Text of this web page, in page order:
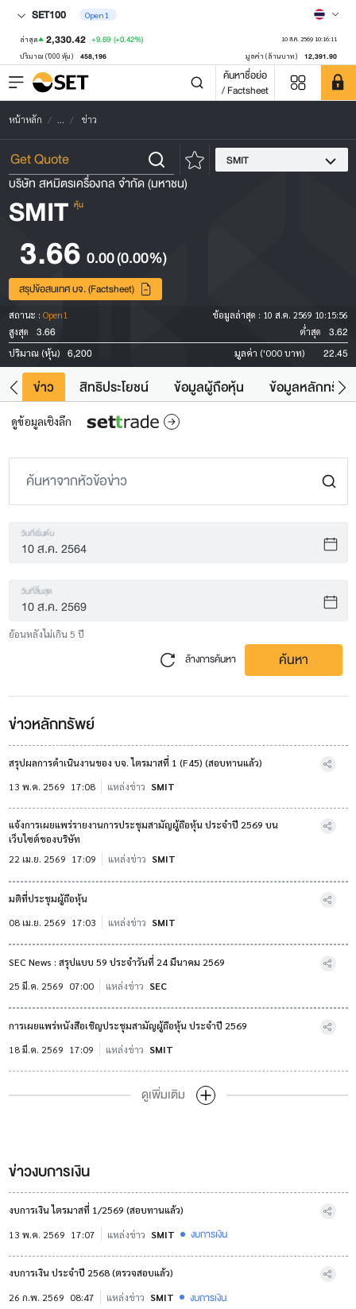
SET100 Open1
ล่าสุด 2,330.42 +9.69 (+0.42%) 10 ส.ค. 2569 10:16:11
ปริมาณ ('000 หุ้น) 458,196 มูลค่า (ล้านบาท) 12,391.90
ค้นหาชื่อย่อ
/ Factsheet
หน้าหลัก ... ข่าว
SMIT
บริษัท สหมิตรเครื่องกล จำกัด (มหาชน)
SMIT หุ้น
3.66 0.00(0.00%)
สรุปข้อสนเทศ บจ. (Factsheet)
สถานะ : Open1 ข้อมูลล่าสุด : 10 ส.ค. 2569 10:15:56
สูงสุด
3.66 ต่ำสุด 3.62
ปริมาณ (หุ้น) 6,200 มูลค่า ('000 บาท) 22.45
ข่าว สิทธิประโยชน์ ข้อมูลผู้ถือหุ้น ข้อมูลหลักทรัพย์
ดูข้อมูลเชิงลึก
วันที่เริ่มต้น
วันที่สิ้นสุด
ย้อนหลังไม่เกิน 5 ปี
ล้างการค้นหา ค้นหา
ข่าวหลักทรัพย์
สรุปผลการดำเนินงานของ บจ. ไตรมาสที่ 1 (F45) (สอบทานแล้ว)
13 พ.ค. 2569 17:08 แหล่งข่าว SMIT
แจ้งการเผยแพร่รายงานการประชุมสามัญผู้ถือหุ้น ประจำปี 2569 บน
เว็บไซต์ของบริษัท
22 เม.ย. 2569 17:09 แหล่งข่าว SMIT
มติที่ประชุมผู้ถือหุ้น
08 เม.ย. 2569 17:03 แหล่งข่าว SMIT
SEC News : สรุปแบบ 59 ประจำวันที่ 24 มีนาคม 2569
25 มี.ค. 2569 07:00 แหล่งข่าว SEC
การเผยแพร่หนังสือเชิญประชุมสามัญผู้ถือหุ้น ประจำปี 2569
18 มี.ค. 2569 17:09 แหล่งข่าว SMIT
ดูเพิ่มเติม
ข่าวงบการเงิน
งบการเงิน ไตรมาสที่ 1/2569 (สอบทานแล้ว)
13 พ.ค. 2569 17:07 แหล่งข่าว SMIT งบการเงิน
งบการเงิน ประจำปี 2568 (ตรวจสอบแล้ว)
26 ก.พ. 2569 08:47 แหล่งข่าว SMIT งบการเงิน